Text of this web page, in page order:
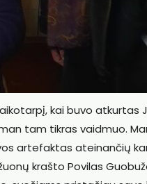
kai buvo atkurtas
tam tikras vaidmuo.
artefaktas ateinančių
krašto Povilas